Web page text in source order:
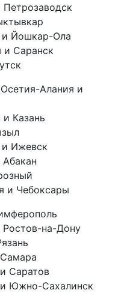
Петрозаводск
и Йошкар-Ола
и Саранск
Алания и
и Казань
и Ижевск
Абакан
и Чебоксары
Ростов-на-Дону
Саратов
и Южно-Сахалинск